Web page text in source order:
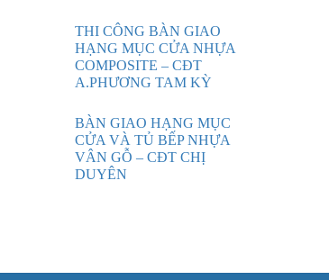
THI CÔNG BÀN GIAO
HẠNG MỤC CỬA NHỰA
COMPOSITE – CĐT
A.PHƯƠNG TAM KỲ
BÀN GIAO HẠNG MỤC
CỬA VÀ TỦ BẾP NHỰA
VÂN GỖ – CĐT CHỊ
DUYÊN